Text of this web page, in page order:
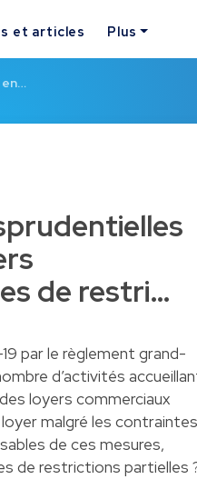
et articles Plus
de restri…
par le règlement grand-
d’activités
loyers commerciaux
malgré les contraintes
de ces mesures,
de restrictions partielles